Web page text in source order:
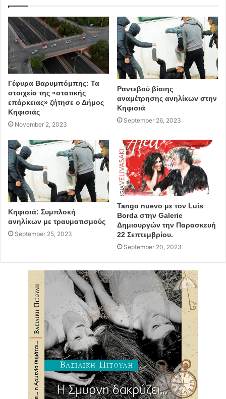
Γέφυρα Βαρυμπόμπης: Τα
στοιχεία της «στατικής
επάρκειας» ζήτησε ο Δήμος
Κηφισιάς
November 2, 2023
Ραντεβού βίαιης
αναμέτρησης ανηλίκων στην
Κηφισιά
September 26, 2023
Κηφισιά: Συμπλοκή
ανηλίκων με τραυματισμούς
September 25, 2023
Tango nuevo με τον Luis
Borda στην Galerie
Δημιουργών την Παρασκευή
22 Σεπτεμβρίου.
September 20, 2023